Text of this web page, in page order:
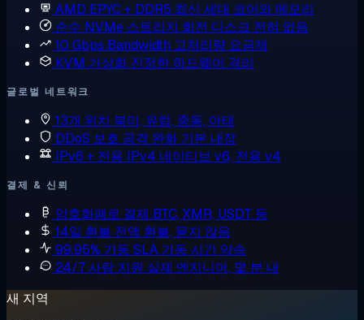
AMD EPYC + DDR5 최신 세대 코어와 메모리
순수 NVMe 스토리지 회전 디스크 전혀 없음
10 Gbps Bandwidth 고처리량 요금제
KVM 가상화 진정한 하드웨어 격리
글로벌 네트워크
13개 위치 북미, 유럽, 중동, 아태
DDoS 보호 공격 완화 기본 내장
IPv6 + 전용 IPv4 네이티브 v6, 전용 v4
결제 & 신뢰
암호화폐로 결제 BTC, XMR, USDT 등
14일 환불 전액 환불, 묻지 않음
99.95% 가동 SLA 가동 시간 약속
24/7 사람 지원 실제 엔지니어, 몇 분 내
새 지역